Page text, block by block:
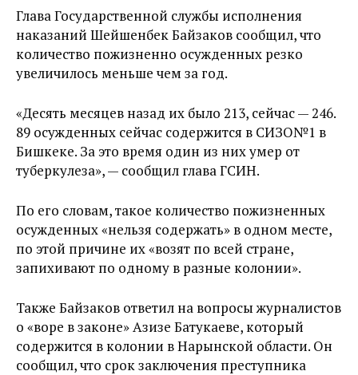
Глава Государственной службы исполнения
наказаний Шейшенбек Байзаков сообщил, что
количество пожизненно осужденных резко
увеличилось меньше чем за год.
«Десять месяцев назад их было 213, сейчас — 246.
89 осужденных сейчас содержится в СИЗО№1 в
Бишкеке. За это время один из них умер от
туберкулеза», — сообщил глава ГСИН.
По его словам, такое количество пожизненных
осужденных «нельзя содержать» в одном месте,
по этой причине их «возят по всей стране,
запихивают по одному в разные колонии».
Также Байзаков ответил на вопросы журналистов
о «воре в законе» Азизе Батукаеве, который
содержится в колонии в Нарынской области. Он
сообщил, что срок заключения преступника